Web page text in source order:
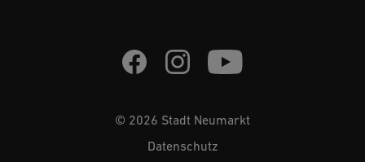
© 2026 Stadt Neumarkt
Datenschutz